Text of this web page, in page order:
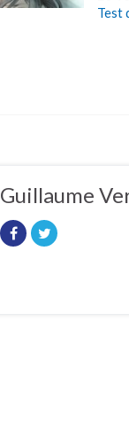
Test
Guillaume